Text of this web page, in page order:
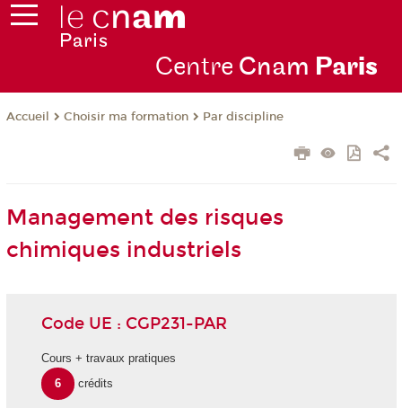
Centre Cnam Paris
Accueil Choisir ma formation Par discipline
Management des risques
chimiques industriels
Code UE : CGP231-PAR
Cours + travaux pratiques
6
crédits